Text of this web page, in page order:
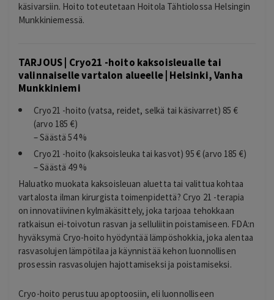
käsivarsiin. Hoito toteutetaan Hoitola Tähtiolossa Helsingin
Munkkiniemessä.
TARJOUS | Cryo21 -hoito kaksoisleualle tai
valinnaiselle vartalon alueelle | Helsinki, Vanha
Munkkiniemi
Cryo21 -hoito (vatsa, reidet, selkä tai käsivarret) 85 €
(arvo 185 €)
– Säästä 54 %
Cryo21 -hoito (kaksoisleuka tai kasvot) 95 € (arvo 185 €)
– Säästä 49 %
Haluatko muokata kaksoisleuan aluetta tai valittua kohtaa
vartalosta ilman kirurgista toimenpidettä? Cryo 21 -terapia
on innovatiivinen kylmäkäsittely, joka tarjoaa tehokkaan
ratkaisun ei-toivotun rasvan ja selluliitin poistamiseen. FDA:n
hyväksymä Cryo-hoito hyödyntää lämpöshokkia, joka alentaa
rasvasolujen lämpötilaa ja käynnistää kehon luonnollisen
prosessin rasvasolujen hajottamiseksi ja poistamiseksi.
Cryo-hoito perustuu apoptoosiin, eli luonnolliseen